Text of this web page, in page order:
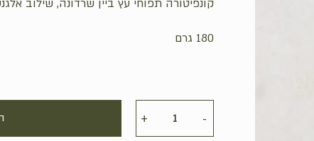
קונפיטורה תפוחי עץ ביין שרדונה, שילוב
180 גרם